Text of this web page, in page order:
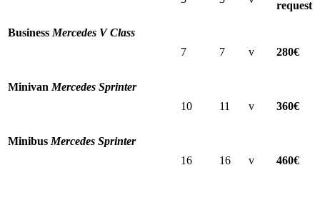
request
Business Mercedes V Class
7
7 v 280€
Minivan Mercedes Sprinter
10
11 v 360€
Minibus Mercedes Sprinter
16
16 v 460€